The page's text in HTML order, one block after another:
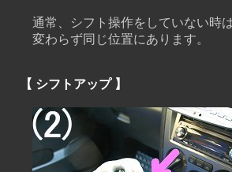
通常、シフト操作をしていない時は
変わらず同じ位置にあります。
【 シフトアップ 】